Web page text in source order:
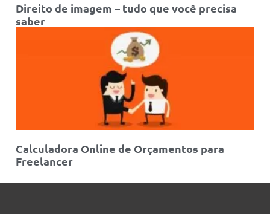
Direito de imagem – tudo que você precisa
saber
Calculadora Online de Orçamentos para
Freelancer